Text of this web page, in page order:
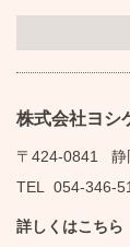
株式会社ヨシ
〒424-0841
静
TEL
054-346-
詳しくはこちら